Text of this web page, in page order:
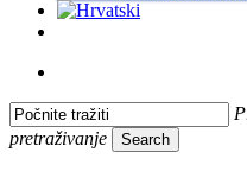
pretraživanje
Search